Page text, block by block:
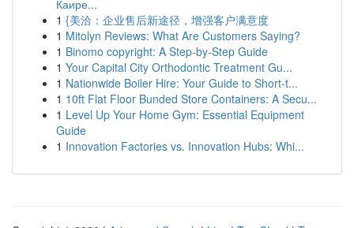
Каире...
1 {美洽：企业售后新途径，增强客户满意度
1 Mitolyn Reviews: What Are Customers Saying?
1 Binomo copyright: A Step-by-Step Guide
1 Your Capital City Orthodontic Treatment Gu...
1 Nationwide Boiler Hire: Your Guide to Short-t...
1 10ft Flat Floor Bunded Store Containers: A Secu...
1 Level Up Your Home Gym: Essential Equipment
Guide
1 Innovation Factories vs. Innovation Hubs: Whi...